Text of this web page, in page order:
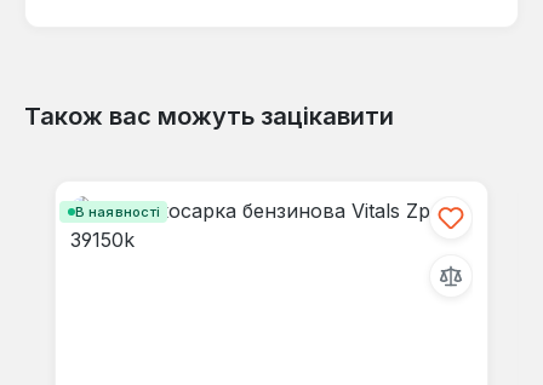
Відгуків не знайдено. Поділіться
Також вас можуть зацікавити
В наявності